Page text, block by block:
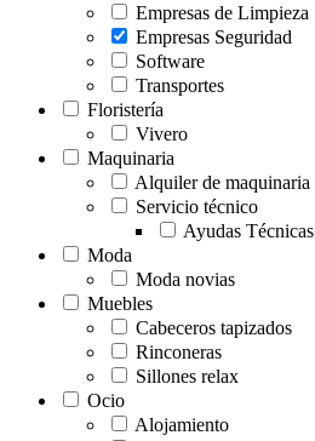
Empresas de Limpieza
Empresas Seguridad
Software
Transportes
Floristería
Vivero
Maquinaria
Alquiler de maquinaria
Servicio técnico
Ayudas Técnicas
Moda
Moda novias
Muebles
Cabeceros tapizados
Rinconeras
Sillones relax
Ocio
Alojamiento